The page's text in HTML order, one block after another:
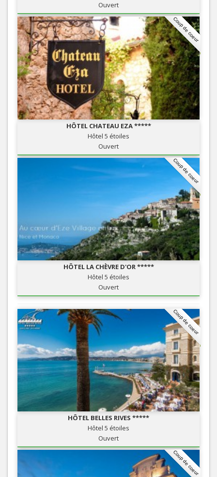
Ouvert
Coup de coeur
HÔTEL CHATEAU EZA *****
Hôtel 5 étoiles
Ouvert
Coup de coeur
HÔTEL LA CHÈVRE D'OR *****
Hôtel 5 étoiles
Ouvert
Coup de coeur
HÔTEL BELLES RIVES *****
Hôtel 5 étoiles
Ouvert
Coup de coeur